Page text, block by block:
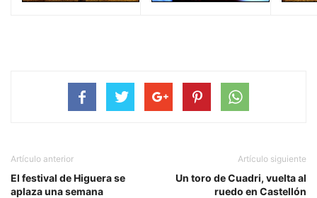
Artículo anterior
El festival de Higuera se
aplaza una semana
Artículo siguiente
Un toro de Cuadri, vuelta al
ruedo en Castellón